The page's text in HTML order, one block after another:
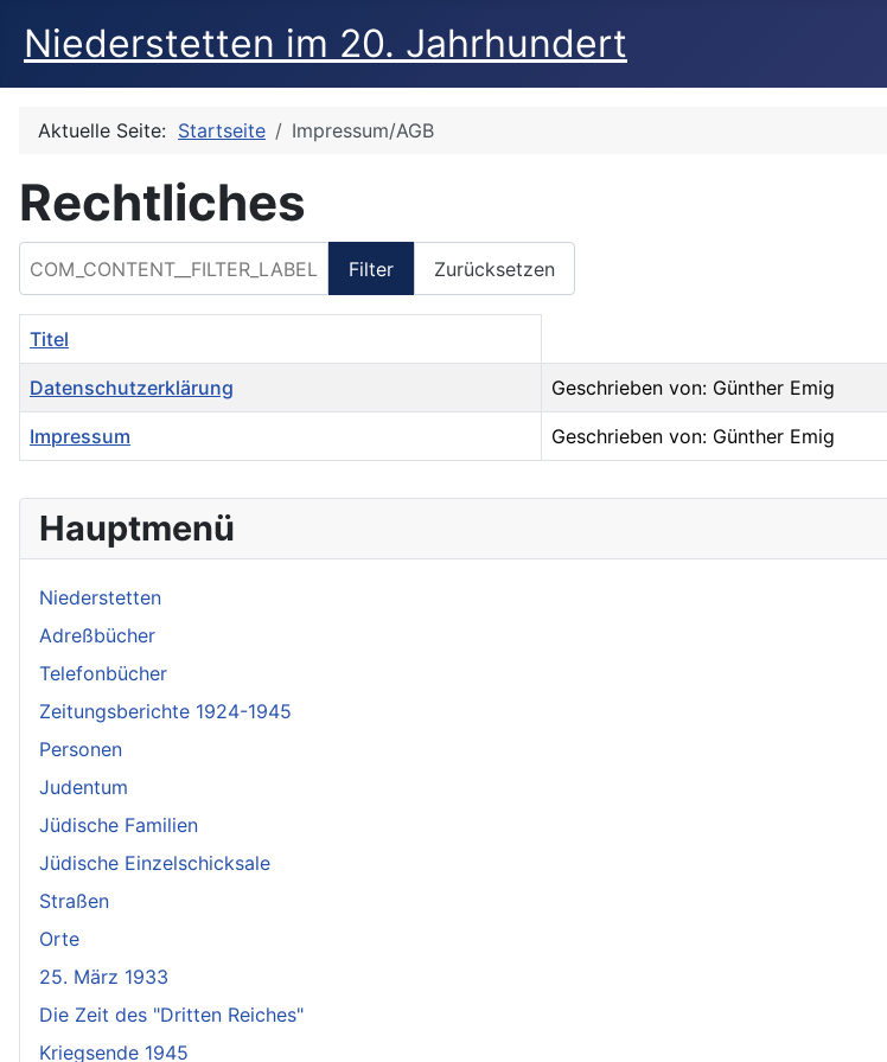
Niederstetten im 20. Jahrhundert
Aktuelle Seite: Startseite Impressum/AGB
Rechtliches
Filter Zurücksetzen
Titel
Datenschutzerklärung Geschrieben von: Günther Emig
Impressum Geschrieben von: Günther Emig
Hauptmenü
Niederstetten
Adreßbücher
Telefonbücher
Zeitungsberichte 1924-1945
Personen
Judentum
Jüdische Familien
Jüdische Einzelschicksale
Straßen
Orte
25. März 1933
Die Zeit des "Dritten Reiches"
Kriegsende 1945